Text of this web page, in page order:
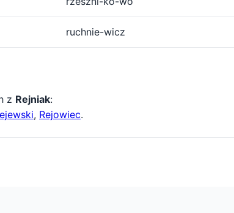
ruchnie-wicz
z Rejniak:
, Rejowiec.